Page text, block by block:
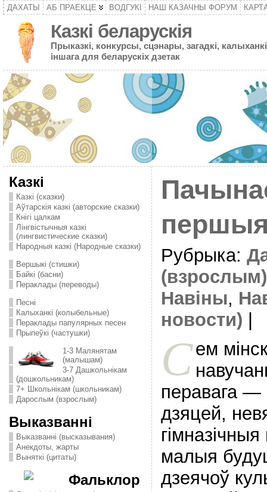
ДАХАТЫ АБ ПРАЕКЦЕ ВОДГУКІ НАШ КАЗАЧНЫ ФОРУМ
Казкі беларускія
Прыказкі, конкурсы, сцэнары, загадкі,
іншага для беларускіх дзетак
Казкі
Казкі (сказки)
Аўтарскія казкі (авторские сказки)
Кнігі цалкам
Лінгвістычныя казкі
(лингвистические сказки)
Народныя казкі (Народные сказки)
Вершыкі (стишки)
Байкі (басни)
Пераклады (переводы)
Песні
Калыханкі (колыбельные)
Пераклады папулярных песен
Прыпеўкі (частушки)
1-3 Малянятам
(малышам)
3-7 Дашкольнікам
(дошкольникам)
7+ Школьнікам (школьникам)
Дарослым (взрослым)
Выказванні
Выказванні (высказывания)
Анекдоты, жарты
Выняткі (цитаты)
Фальклор
Рубрыка:
(взрослым)
Навіны,
новости)
Сем
перавага —
дзяцей,
малыя
дзеячоў